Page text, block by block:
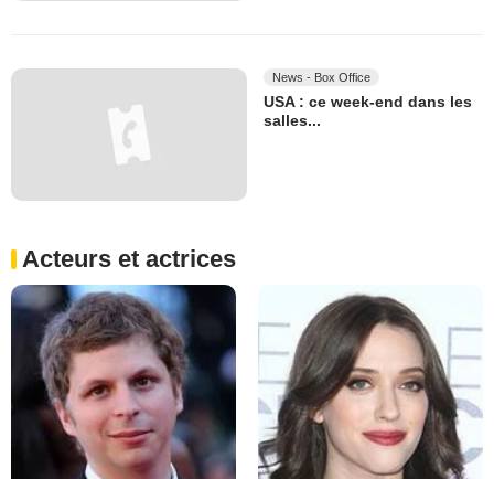
News - Box Office
USA : ce week-end dans les
salles...
Acteurs et actrices